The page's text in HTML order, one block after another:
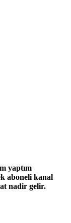
yaptım
aboneli kanal
nadir gelir.